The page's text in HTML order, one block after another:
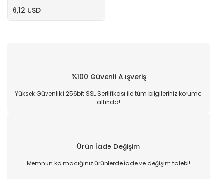
6,12 USD
%100 Güvenli Alışveriş
Yüksek Güvenlikli 256bit SSL Sertifikası ile tüm bilgileriniz koruma
altında!
Ürün İade Değişim
Memnun kalmadığınız ürünlerde İade ve değişim talebi!